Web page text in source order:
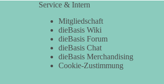
Service & Intern
Mitgliedschaft
dieBasis Wiki
dieBasis Forum
dieBasis Chat
dieBasis Merchandising
Cookie-Zustimmung